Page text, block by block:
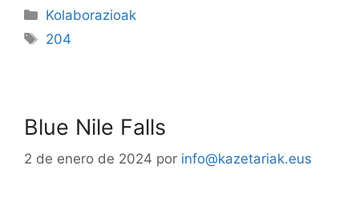
Kolaborazioak
204
Blue Nile Falls
2 de enero de 2024 por info@kazetariak.eus